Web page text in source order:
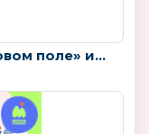
поле» и...